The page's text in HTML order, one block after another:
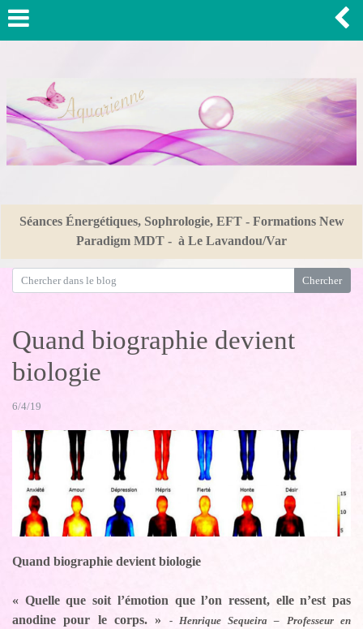
Séances Énergétiques, Sophrologie, EFT - Formations New
Paradigm MDT - à Le Lavandou/Var
Quand biographie devient
biologie
6/4/19
Quand biographie devient biologie
« Quelle que soit l’émotion que l’on ressent, elle n’est pas
anodine pour le corps. »
- Henrique Sequeira – Professeur en